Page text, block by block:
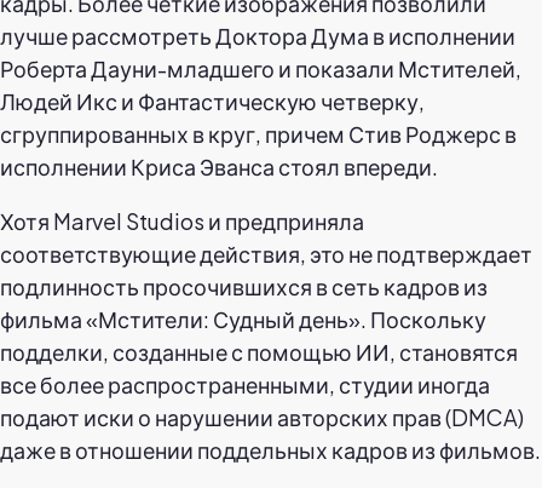
лучше рассмотреть Доктора Дума в исполнении
Роберта Дауни-младшего и показали Мстителей,
Людей Икс и Фантастическую четверку,
сгруппированных в круг, причем Стив Роджерс в
исполнении Криса Эванса стоял впереди.
Хотя Marvel Studios и предприняла
соответствующие действия, это не подтверждает
подлинность просочившихся в сеть кадров из
фильма «Мстители: Судный день». Поскольку
подделки, созданные с помощью ИИ, становятся
все более распространенными, студии иногда
подают иски о нарушении авторских прав (DMCA)
даже в отношении поддельных кадров из фильмов.